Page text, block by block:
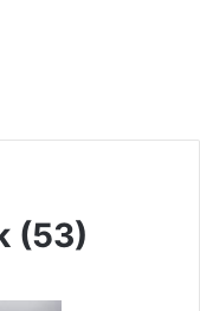
(53)